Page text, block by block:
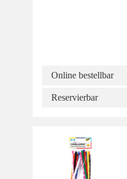
Online bestellbar
Reservierbar